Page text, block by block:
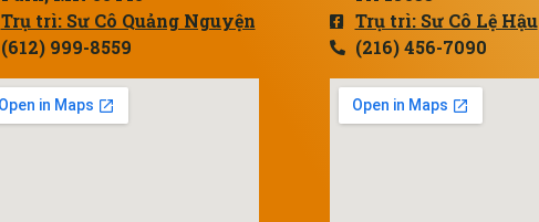
Trụ trì: Sư Cô Quảng Nguyện
(612) 999-8559
Trụ trì: Sư Cô Lệ Hậu
(216) 456-7090